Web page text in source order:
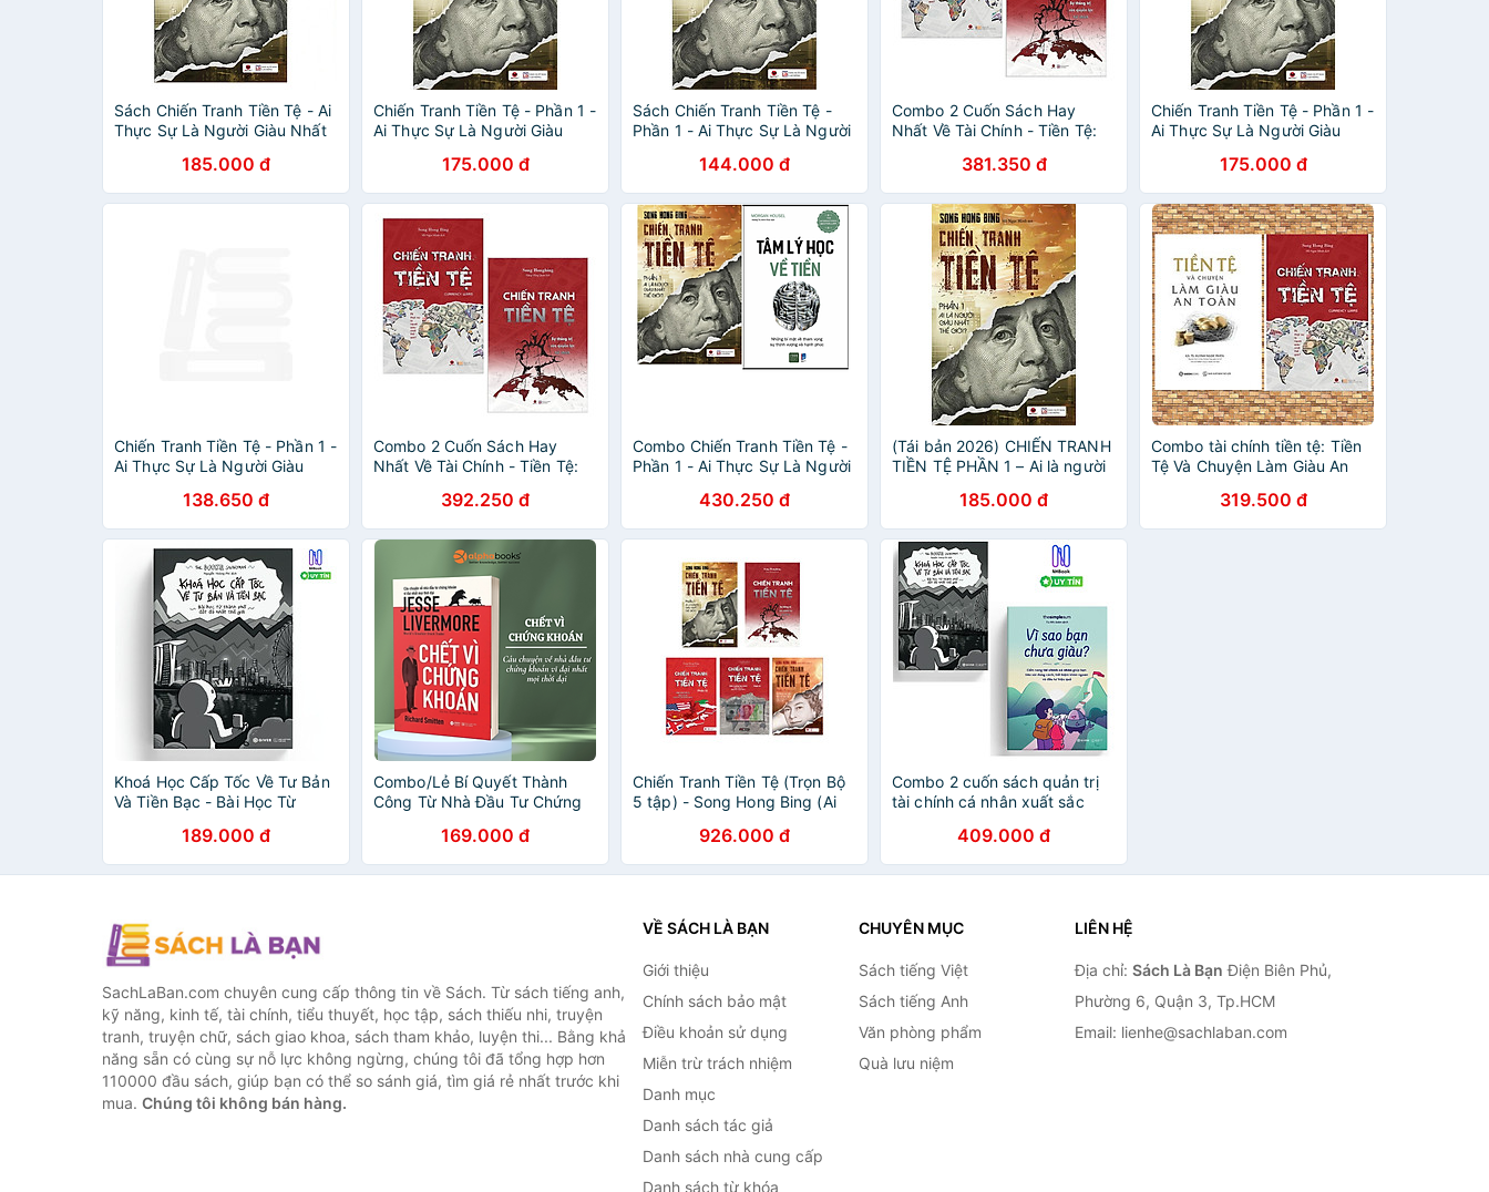
Sách Chiến Tranh Tiền Tệ - Ai
Thực Sự Là Người Giàu Nhất
185.000 đ
Chiến Tranh Tiền Tệ - Phần 1 -
Ai Thực Sự Là Người Giàu
175.000 đ
Sách Chiến Tranh Tiền Tệ -
Phần 1 - Ai Thực Sự Là Người
144.000 đ
Combo 2 Cuốn Sách Hay
Nhất Về Tài Chính - Tiền Tệ:
Sự Là Người Giàu Nhất Thế
Giới + Chiến Tranh Tiền Tệ: Sự
Thống Trị Của Quyền Lực Tài
Chính
381.350 đ
Chiến Tranh Tiền Tệ - Phần 1 -
Ai Thực Sự Là Người Giàu
175.000 đ
Chiến Tranh Tiền Tệ - Phần 1 -
Ai Thực Sự Là Người Giàu
138.650 đ
Combo 2 Cuốn Sách Hay
Nhất Về Tài Chính - Tiền Tệ:
Sự Là Người Giàu Nhất Thế
Giới + Chiến Tranh Tiền Tệ: Sự
Thống Trị Của Quyền Lực Tài
Chính ( Tặng Kèm PostCard
Greendlife)
392.250 đ
Combo Chiến Tranh Tiền Tệ -
Phần 1 - Ai Thực Sự Là Người
Học Về Tiền430.250 đ
(Tái bản 2026) CHIẾN TRANH
TIỀN TỆ PHẦN 1 – Ai là người
Hong Bing – Hồ Ngọc Minh
dịch – Bách Việt
185.000 đ
Combo tài chính tiền tệ: Tiền
Tệ Và Chuyện Làm Giàu An
Ai Thực Sự Là Người Giàu
Nhất Thế Giới
319.500 đ
Khoá Học Cấp Tốc Về Tư Bản
Và Tiền Bạc - Bài Học Từ
Giới - Top Sách Tài Chính Cá
Nhân 2025
189.000 đ
Combo/Lẻ Bí Quyết Thành
Công Từ Nhà Đầu Tư Chứng
Đại Jesse Livermore: Hồi Ức
Của Một Thiên Tài Đầu Tư
Chứng Khoán + Chết Vì
169.000 đ
Chiến Tranh Tiền Tệ (Trọn Bộ
5 tập) - Song Hong Bing (Ai
Sự thống trị của quyền lực tài
chính + Biên giới Tiền tệ nhân
tố bí ẩn trong các cuộc chiến
+Tương lai của tiền tệ thế giới)
926.000 đ
Combo 2 cuốn sách quản trị
tài chính cá nhân xuất sắc
Giàu? - Cẩm Nang Tài Chính
Giúp Bạn Tiêu Xài Đúng Cách,
Tiết Kiệm Khôn Ngoan và
Và Tiền Bạc - Bài Học Từ
Thành Phố Đắt Đỏ Nhất Thế
Giới
409.000 đ
SachLaBan.com chuyên cung cấp thông tin về Sách. Từ sách tiếng anh,
kỹ năng, kinh tế, tài chính, tiểu thuyết, học tập, sách thiếu nhi, truyện
tranh, truyện chữ, sách giao khoa, sách tham khảo, luyện thi... Bằng khả
năng sẵn có cùng sự nỗ lực không ngừng, chúng tôi đã tổng hợp hơn
110000 đầu sách, giúp bạn có thể so sánh giá, tìm giá rẻ nhất trước khi
mua. Chúng tôi không bán hàng.
VỀ SÁCH LÀ BẠN
Giới thiệu
Chính sách bảo mật
Điều khoản sử dụng
Miễn trừ trách nhiệm
Danh mục
Danh sách tác giả
Danh sách nhà cung cấp
Danh sách từ khóa
CHUYÊN MỤC
Sách tiếng Việt
Sách tiếng Anh
Văn phòng phẩm
Quà lưu niệm
LIÊN HỆ
Địa chỉ: Sách Là Bạn Điện Biên Phủ,
Phường 6, Quận 3, Tp.HCM
Email: lienhe@sachlaban.com